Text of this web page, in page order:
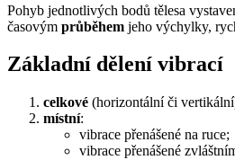
Pohyb jednotlivých bodů tělesa
časovým průběhem jeho výchylky,
Základní dělení vibrací
celkové (horizontální či
místní:
vibrace přenášené na ruce;
vibrace přenášené